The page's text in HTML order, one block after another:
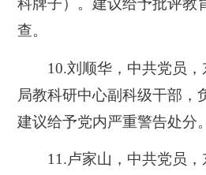
科牌子）。建议给予批评教
查。
10.刘顺华，中共党员，
局教科研中心副科级干部，
建议给予党内严重警告处分。
11.卢家山，中共党员，